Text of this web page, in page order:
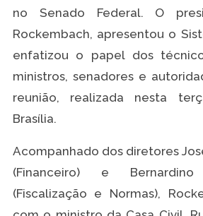
no Senado Federal. O
Rockembach, apresentou o
enfatizou o papel dos
ministros, senadores e
reunião, realizada nesta
Brasília.
Acompanhado dos diretores
(Financeiro) e
(Fiscalização e Normas),